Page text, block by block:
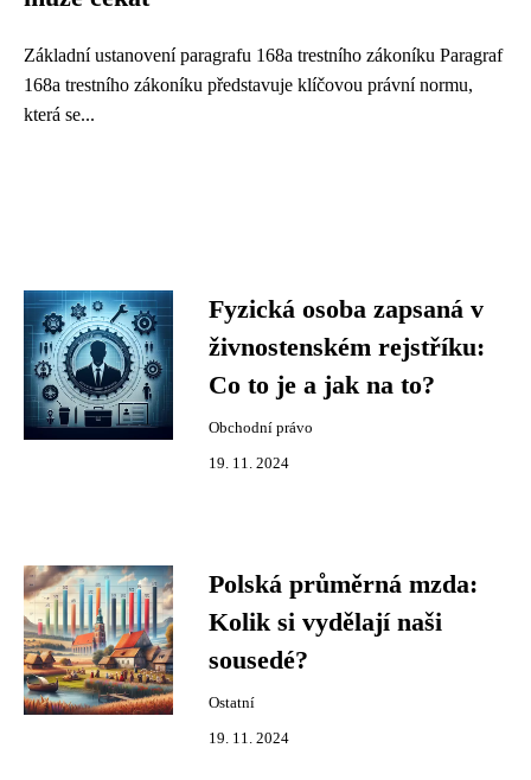
Základní ustanovení paragrafu 168a trestního zákoníku Paragraf
168a trestního zákoníku představuje klíčovou právní normu,
která se...
Fyzická osoba zapsaná v
živnostenském rejstříku:
Co to je a jak na to?
Obchodní právo
19. 11. 2024
Polská průměrná mzda:
Kolik si vydělají naši
sousedé?
Ostatní
19. 11. 2024